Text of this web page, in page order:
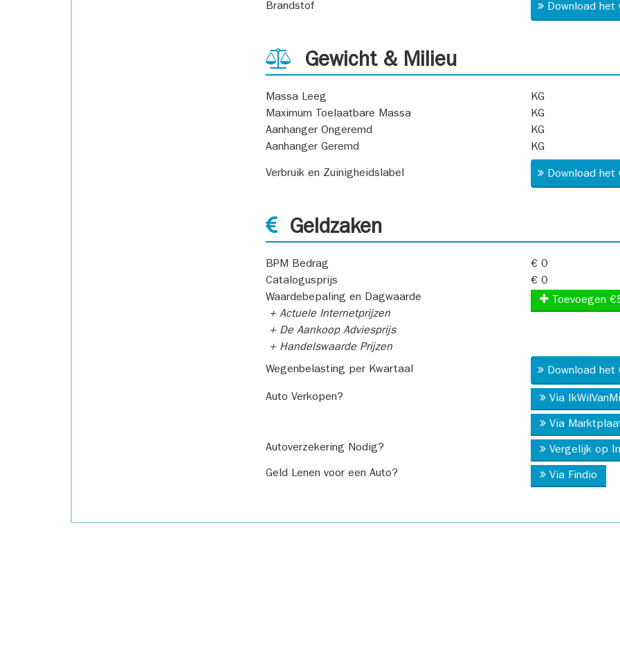
Brandstof Download
Gewicht & Milieu
Massa Leeg
KG
Maximum Toelaatbare Massa
KG
Aanhanger Ongeremd
KG
Aanhanger Geremd
KG
Verbruik en Zuinigheidslabel Download
Geldzaken
BPM Bedrag
€ 0
Catalogusprijs
€ 0
Waardebepaling en Dagwaarde
+ Actuele Internetprijzen
+ De Aankoop Adviesprijs
+ Handelswaarde Prijzen
Toevoegen
Wegenbelasting per Kwartaal Download
Auto Verkopen? Via
Via
Autoverzekering Nodig? Vergelijk op
Geld Lenen voor een Auto? Via Findio